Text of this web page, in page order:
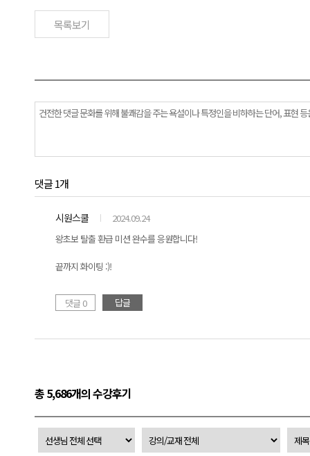
목록보기
댓글 1개
시원스쿨
2024.09.24
왕초보 탈출 환급 미션 완수를 응원합니다!
끝까지 화이팅 :)!
댓글 0 답글
총 5,686개의 수강후기